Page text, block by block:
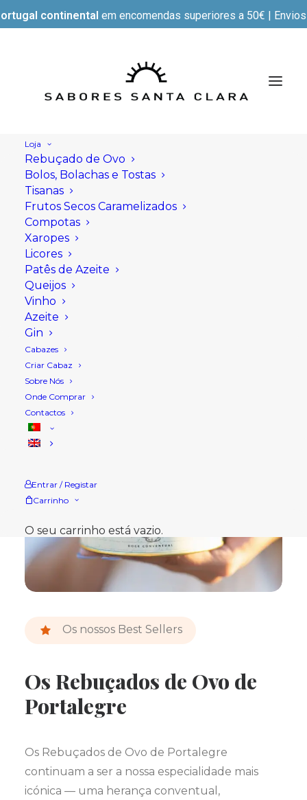
continental em encomendas superiores a 50€ |
Loja
Rebuçado de Ovo
Bolos, Bolachas e Tostas
Tisanas
Frutos Secos Caramelizados
Compotas
Xaropes
Licores
Patês de Azeite
Queijos
Vinho
Azeite
Gin
Cabazes
Criar Cabaz
Sobre Nós
Onde Comprar
Contactos
Entrar / Registar
Carrinho
O seu carrinho está vazio.
Os nossos Best Sellers
Os Rebuçados de Ovo de
Portalegre
Os Rebuçados de Ovo de Portalegre
continuam a ser a nossa especialidade mais
icónica — uma herança conventual,